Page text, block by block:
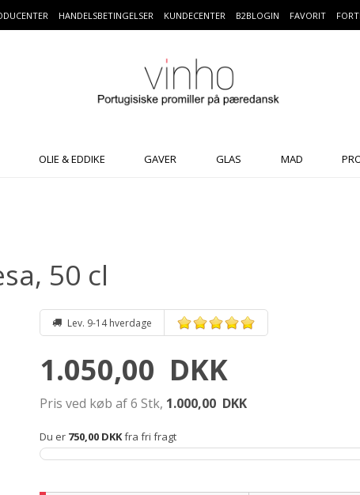
HANDELSBETINGELSER KUNDECENTER B2BLOGIN FAVORIT
OLIE & EDDIKE GAVER GLAS MAD
50 cl
Lev. 9-14 hverdage
1.050,00 DKK
Pris ved køb af 6 Stk, 1.000,00 DKK
Du er 750,00 DKKfra fri fragt